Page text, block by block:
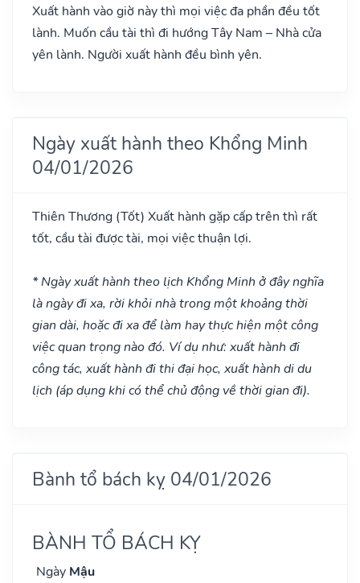
Xuất hành vào giờ này thì mọi việc đa phần đều tốt
lành. Muốn cầu tài thì đi hướng Tây Nam – Nhà cửa
yên lành. Người xuất hành đều bình yên.
Ngày xuất hành theo Khổng Minh
04/01/2026
Thiên Thương (Tốt) Xuất hành gặp cấp trên thì rất
tốt, cầu tài được tài, mọi việc thuận lợi.
* Ngày xuất hành theo lịch Khổng Minh ở đây nghĩa
là ngày đi xa, rời khỏi nhà trong một khoảng thời
gian dài, hoặc đi xa để làm hay thực hiện một công
việc quan trọng nào đó. Ví dụ như: xuất hành đi
công tác, xuất hành đi thi đại học, xuất hành di du
lịch (áp dụng khi có thể chủ động về thời gian đi).
Bành tổ bách kỵ 04/01/2026
BÀNH TỔ BÁCH KỴ
Ngày Mậu